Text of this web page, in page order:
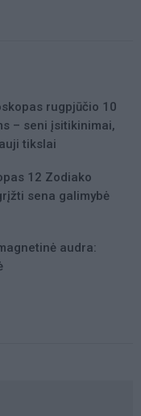
rugpjūčio 10
– seni įsitikinimai,
tikslai
12 Zodiako
sena galimybė
audra: